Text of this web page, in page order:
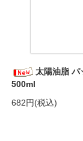
太陽油脂 パ
500ml
682円(税込)